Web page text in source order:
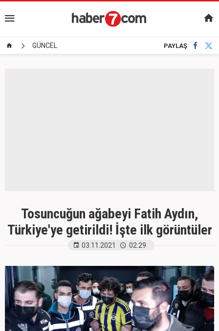
GÜNCEL PAYLAŞ
Tosuncuğun ağabeyi Fatih Aydın,
Türkiye'ye getirildi! İşte ilk görüntüler
03.11.2021 02:29